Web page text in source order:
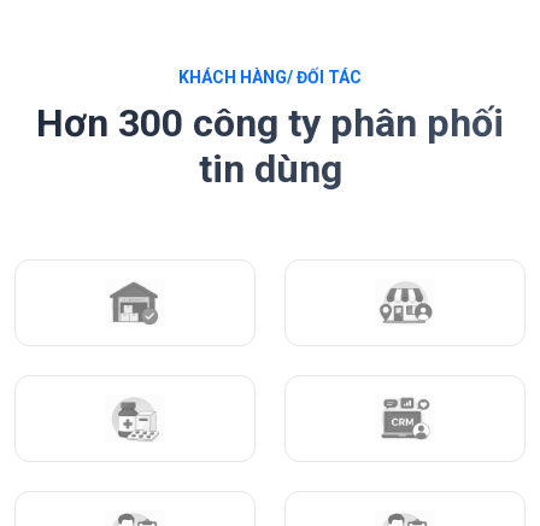
KHÁCH HÀNG/ ĐỐI TÁC
Hơn 300 công ty phân phối
tin dùng